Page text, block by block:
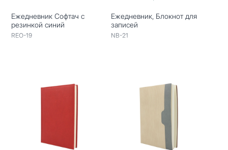
Ежедневник Софтач с
резинкой синий
REO-19
Ежедневник, Блокнот для
записей
NB-21